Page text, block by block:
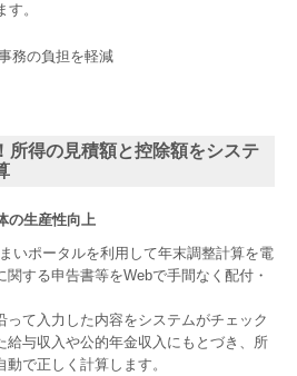
。
所得の見積額と控除額をシステ
の生産性向上
いポータルを利用して年末調整計算を電
する申告書等をWebで手間なく配付・
って入力した内容をシステムがチェック
給与収入や公的年金収入にもとづき、所
で正しく計算します。